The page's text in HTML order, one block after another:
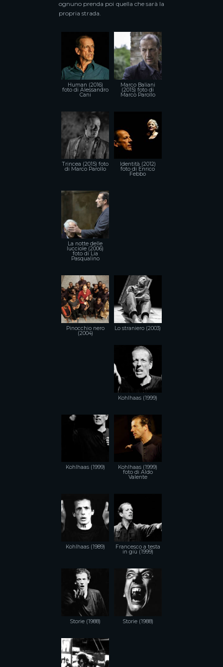
ognuno prenda poi quella che sarà la
propria strada.
Human (2016)
foto di Alessandro
Cani
Marco Baliani
(2015) foto di
Marco Parollo
Trincea (2015) foto
di Marco Parollo
Identità (2012)
foto di Enrico
Febbo
La notte delle
lucciole (2006)
foto di Lia
Pasqualino
Pinocchio nero
(2004)
Lo straniero (2003)
Kohlhaas (1999)
Kohlhaas (1999) Kohlhaas (1999)
foto di Aldo
Valente
Kohlhaas (1989) Francesco a testa
in giù (1999)
Storie (1988) Storie (1988)